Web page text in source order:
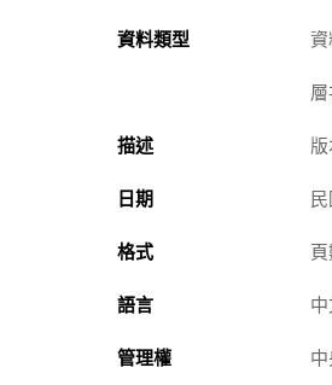
資料類型
描述
日期
格式
語言
管理權